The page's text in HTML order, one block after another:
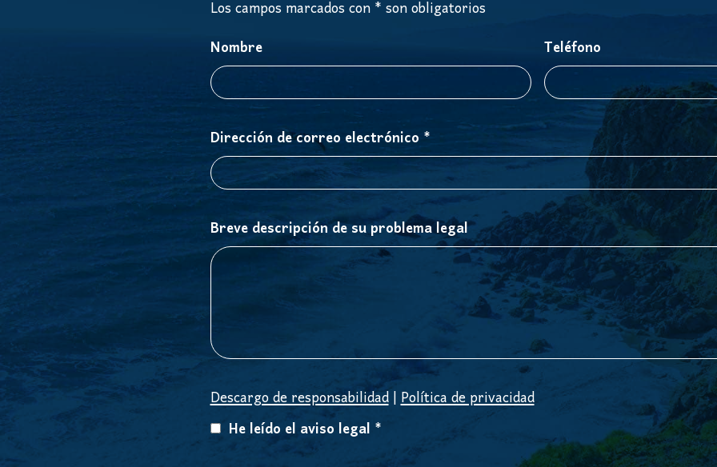
Los campos marcados con * son obligatorios
Nombre
Teléfono
Dirección de correo electrónico *
Breve descripción de su problema legal
Descargo de responsabilidad|Política de privacidad
He leído el aviso legal *